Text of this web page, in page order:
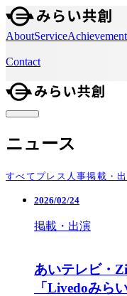
AboutService
Contact
ニュース
すべて プレス 人事掲載・
2026/02/24
掲載・出演
あいテレビ・
「Livedoみら